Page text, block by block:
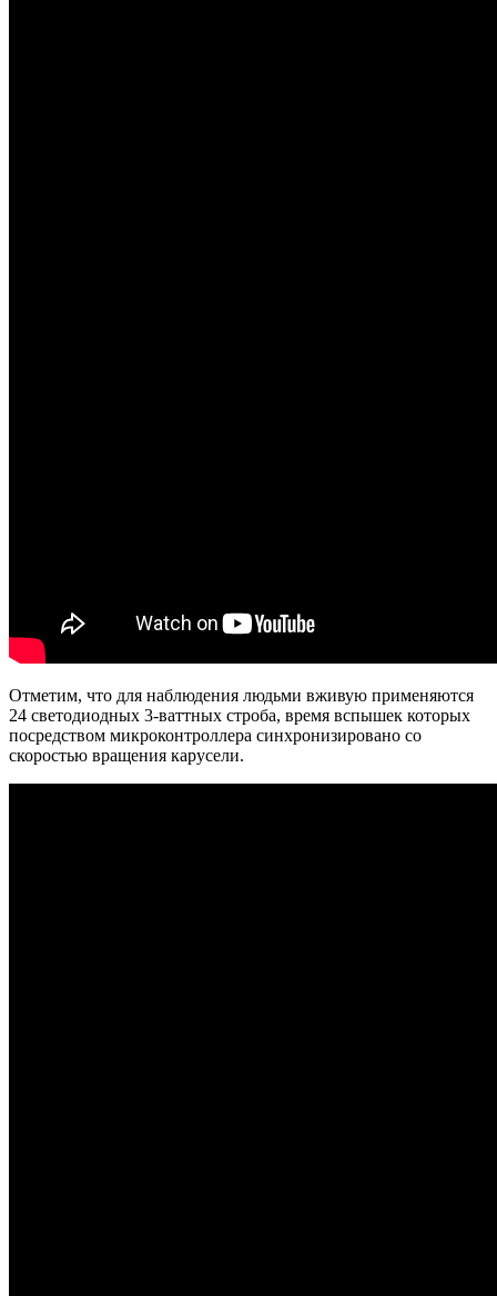
Отметим, что для наблюдения людьми вживую применяются
24 светодиодных 3-ваттных строба, время вспышек которых
посредством микроконтроллера синхронизировано со
скоростью вращения карусели.